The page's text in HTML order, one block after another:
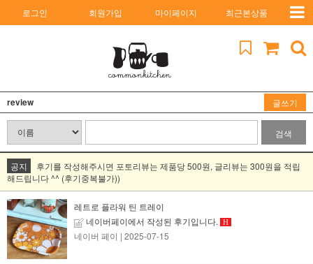
로그인 회원가입 마이페이지 최근본상품
review 글쓰기
검색
공지
후기를 작성해주시면 포토리뷰는 제품당 500원, 글리뷰는 300원을 적립
해드립니다 ^^ (후기중복불가))
레트로 플라워 틴 트레이
네이버페이에서 작성된 후기입니다.
H
네이버 페이 | 2025-07-15